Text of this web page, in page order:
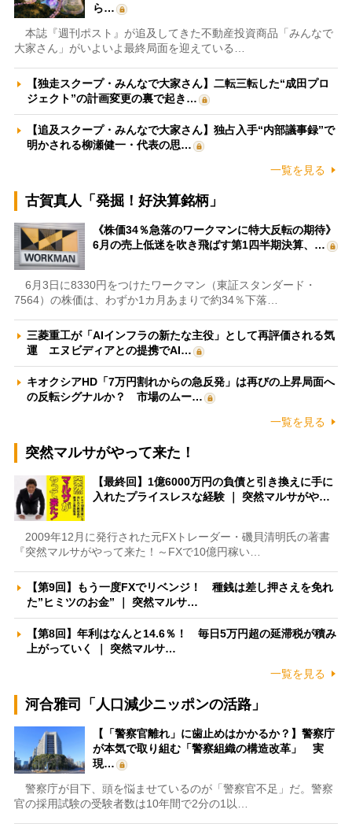
ら…
本誌『週刊ポスト』が追及してきた不動産投資商品「みんなで
大家さん」がいよいよ最終局面を迎えている…
【独走スクープ・みんなで大家さん】二転三転した“成田プロ
ジェクト”の計画変更の裏で起き…
【追及スクープ・みんなで大家さん】独占入手“内部議事録”で
明かされる柳瀬健一・代表の思…
一覧を見る
古賀真人「発掘！好決算銘柄」
《株価34％急落のワークマンに特大反転の期待》
6月の売上低迷を吹き飛ばす第1四半期決算、…
6月3日に8330円をつけたワークマン（東証スタンダード・
7564）の株価は、わずか1カ月あまりで約34％下落…
三菱重工が「AIインフラの新たな主役」として再評価される気
運 エヌビディアとの提携でAI…
キオクシアHD「7万円割れからの急反発」は再びの上昇局面へ
の反転シグナルか？ 市場のムー…
一覧を見る
突然マルサがやって来た！
【最終回】1億6000万円の負債と引き換えに手に
入れたプライスレスな経験 ｜ 突然マルサがや…
2009年12月に発行された元FXトレーダー・磯貝清明氏の著書
『突然マルサがやって来た！～FXで10億円稼い…
【第9回】もう一度FXでリベンジ！ 種銭は差し押さえを免れ
た”ヒミツのお金” ｜ 突然マルサ…
【第8回】年利はなんと14.6％！ 毎日5万円超の延滞税が積み
上がっていく ｜ 突然マルサ…
一覧を見る
河合雅司「人口減少ニッポンの活路」
【「警察官離れ」に歯止めはかかるか？】警察庁
が本気で取り組む「警察組織の構造改革」 実
現…
警察庁が目下、頭を悩ませているのが「警察官不足」だ。警察
官の採用試験の受験者数は10年間で2分の1以…